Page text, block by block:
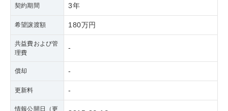
契約期間 3年
希望譲渡額 180万円
共益費および管
理費
-
償却 -
更新料 -
情報公開日（更